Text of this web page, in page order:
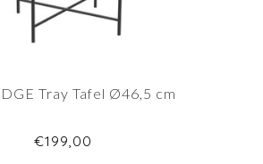
Tray Tafel Ø46,5 cm
€199,00